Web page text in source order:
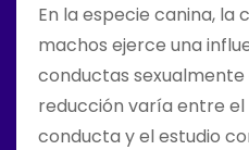
En la especie canina, la
machos ejerce una
conductas sexualmente
reducción varía entre el
conducta y el estudio